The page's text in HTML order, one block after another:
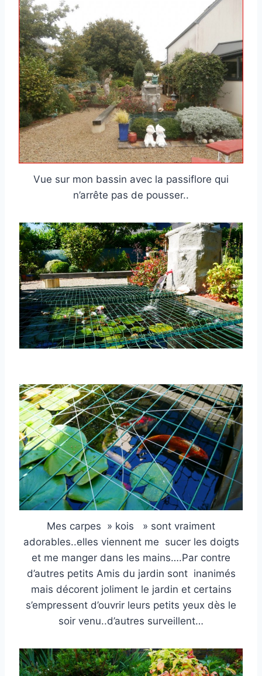
Vue sur mon bassin avec la passiflore qui
n’arrête pas de pousser..
Mes carpes » kois » sont vraiment
adorables..elles viennent me sucer les doigts
et me manger dans les mains….Par contre
d’autres petits Amis du jardin sont inanimés
mais décorent joliment le jardin et certains
s’empressent d’ouvrir leurs petits yeux dès le
soir venu..d’autres surveillent…